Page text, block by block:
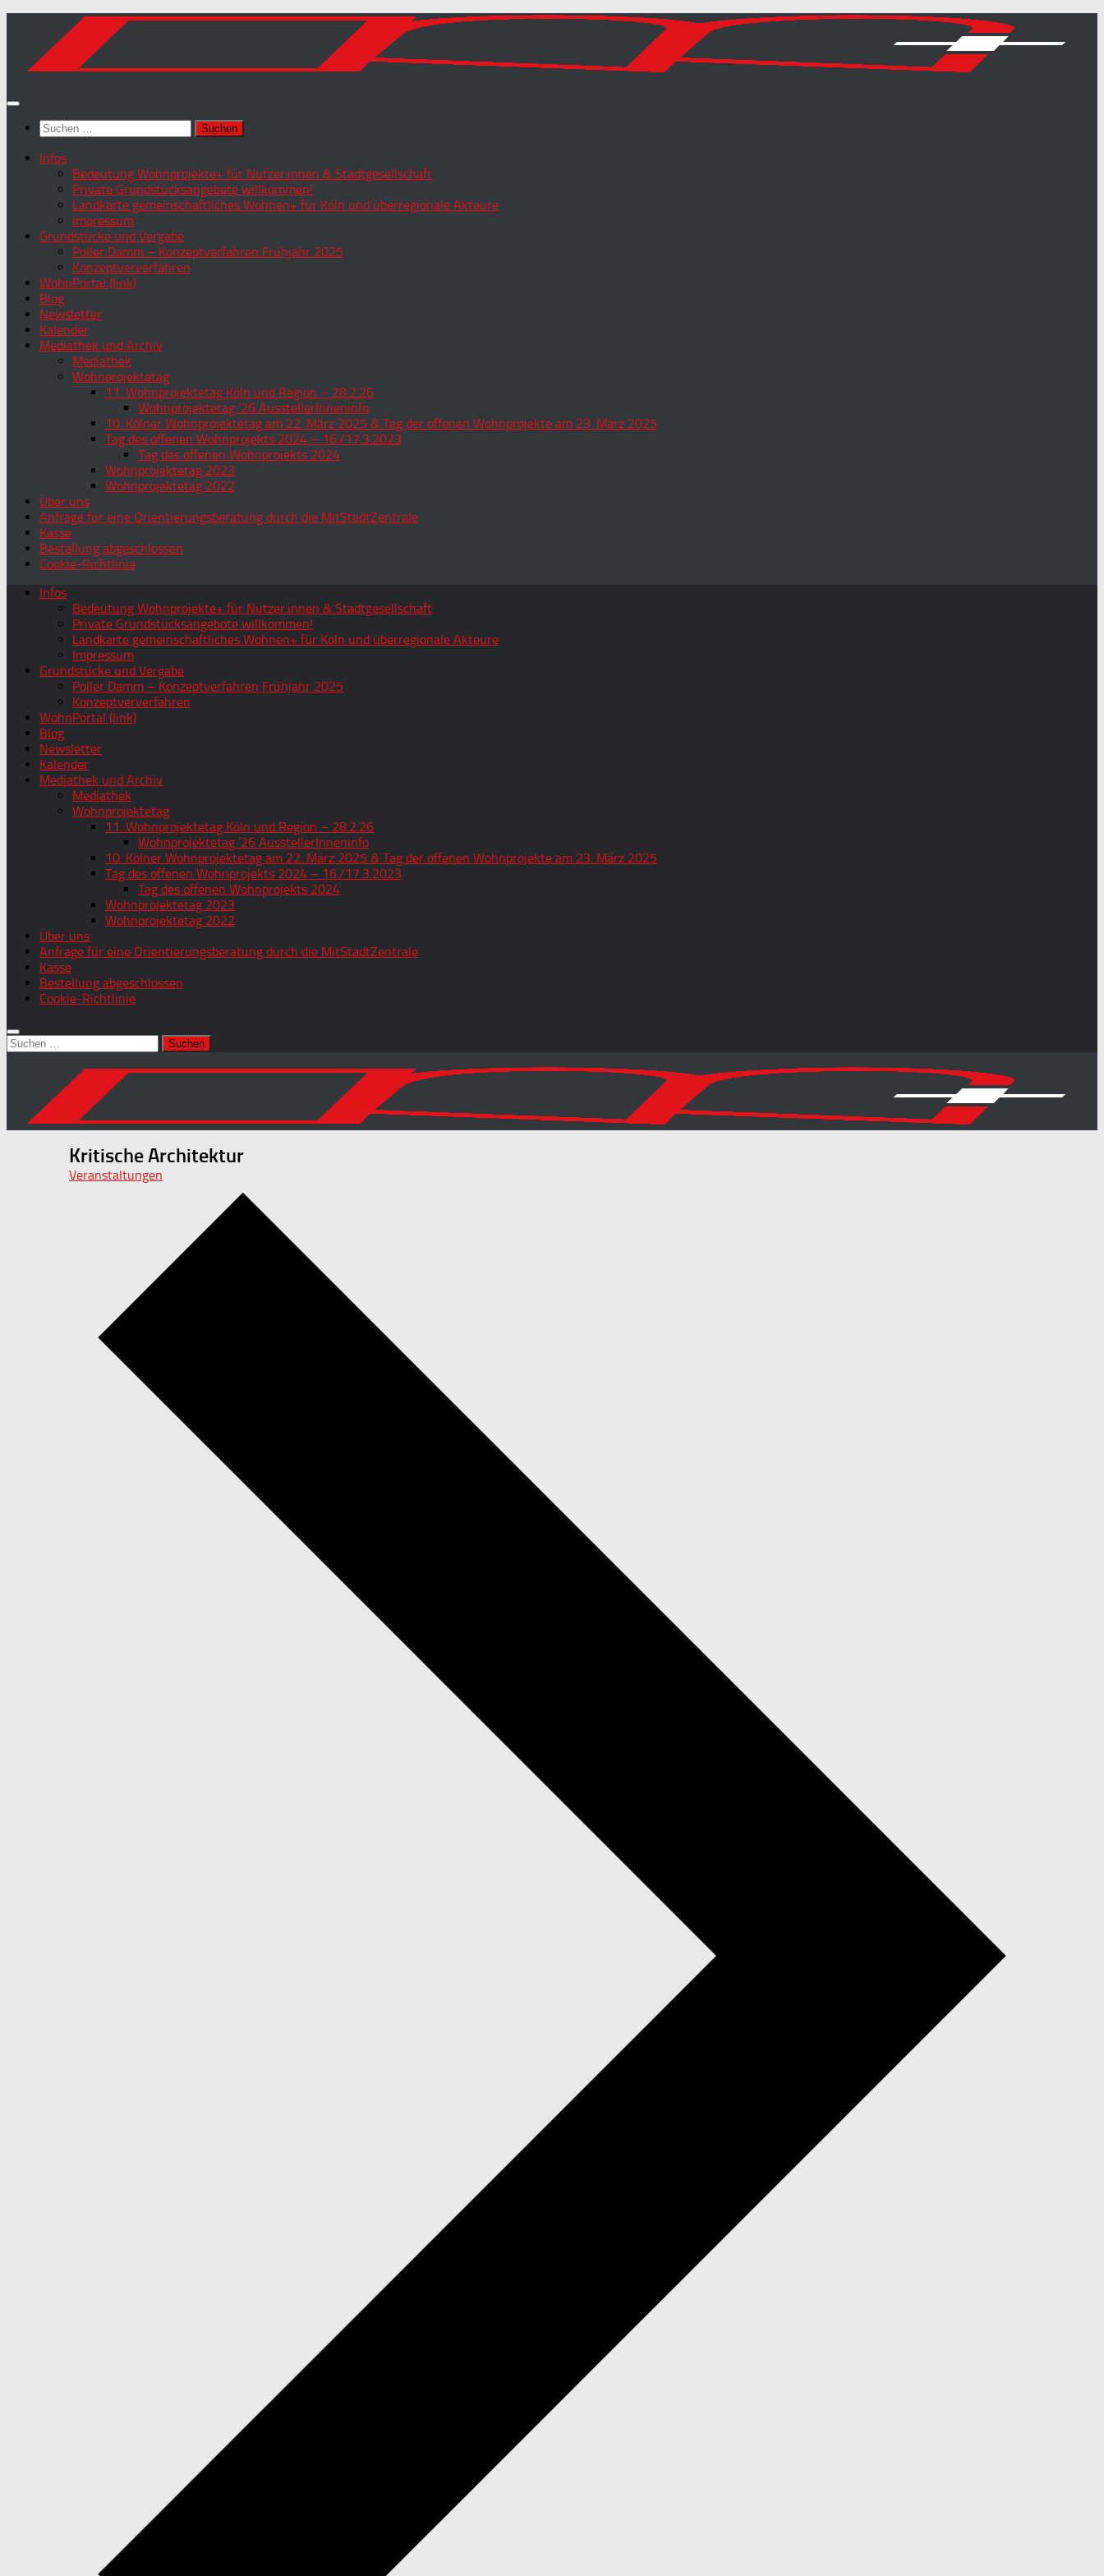
springen
Suchen
nach:
Infos
Bedeutung Wohnprojekte+ für Nutzer:innen & Stadtgesellschaft
Private Grundstücksangebote willkommen!
Landkarte gemeinschaftliches Wohnen+ für Köln und überregionale Akteure
Impressum
Grundstücke und Vergabe
Poller Damm – Konzeptverfahren Frühjahr 2025
Konzeptververfahren
WohnPortal (link)
Blog
Newsletter
Kalender
Mediathek und Archiv
Mediathek
Wohnprojektetag
11. Wohnprojektetag Köln und Region – 28.2.26
Wohnprojektetag ’26 AusstellerInneninfo
10. Kölner Wohnprojektetag am 22. März 2025 & Tag der offenen Wohnprojekte am 23. März 2025
Tag des offenen Wohnprojekts 2024 – 16./17.3.2023
Tag des offenen Wohnprojekts 2024
Wohnprojektetag 2023
Wohnprojektetag 2022
Über uns
Anfrage für eine Orientierungsberatung durch die MitStadtZentrale
Kasse
Bestellung abgeschlossen
Cookie-Richtlinie
Infos
Bedeutung Wohnprojekte+ für Nutzer:innen & Stadtgesellschaft
Private Grundstücksangebote willkommen!
Landkarte gemeinschaftliches Wohnen+ für Köln und überregionale Akteure
Impressum
Grundstücke und Vergabe
Poller Damm – Konzeptverfahren Frühjahr 2025
Konzeptververfahren
WohnPortal (link)
Blog
Newsletter
Kalender
Mediathek und Archiv
Mediathek
Wohnprojektetag
11. Wohnprojektetag Köln und Region – 28.2.26
Wohnprojektetag ’26 AusstellerInneninfo
10. Kölner Wohnprojektetag am 22. März 2025 & Tag der offenen Wohnprojekte am 23. März 2025
Tag des offenen Wohnprojekts 2024 – 16./17.3.2023
Tag des offenen Wohnprojekts 2024
Wohnprojektetag 2023
Wohnprojektetag 2022
Über uns
Anfrage für eine Orientierungsberatung durch die MitStadtZentrale
Kasse
Bestellung abgeschlossen
Cookie-Richtlinie
Suchen
nach:
Kritische Architektur
Veranstaltungen